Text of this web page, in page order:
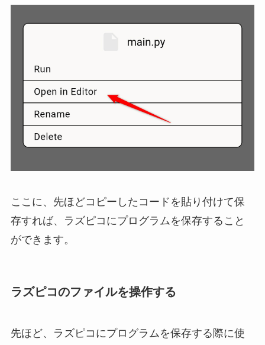
ここに、先ほどコピーしたコードを貼り付けて保
存すれば、ラズピコにプログラムを保存すること
ができます。
ラズピコのファイルを操作する
先ほど、ラズピコにプログラムを保存する際に使